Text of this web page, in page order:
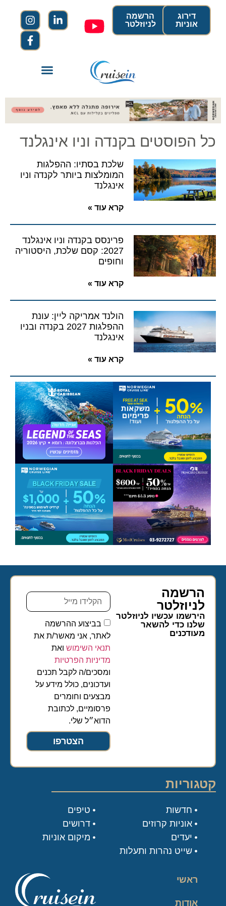
הרשמה
לניוזלטר
דירוג
אוניות
כל הפוסטים בקנדה וניו אינגלנד
שלכת בסתיו: ההפלגות
המומלצות ביותר לקנדה וניו
אינגלנד
קרא עוד »
פרינסס בקנדה וניו אינגלנד
2027: קסם שלכת, היסטוריה
וחופים
קרא עוד »
הולנד אמריקה ליין: עונת
ההפלגות 2027 בקנדה ובניו
אינגלנד
קרא עוד »
הרשמה
לניוזלטר​
הירשמו עכשיו לניוזלטר
שלנו כדי להשאר
מעודכנים
בביצוע ההרשמה
לאתר, אני מאשר/ת את
תנאי השימושואת
מדיניות הפרטיות
ומסכים/ה לקבל תכנים
ועדכונים, כולל מידע על
מבצעים וחומרים
פרסומיים, לכתובת
הדוא״ל שלי.
הצטרפו
ראשי
אודות
קטגוריות
טיפים
דרושים
מיקום אוניות
חדשות
אוניות קרוזים
יעדים
שייט נהרות ותעלות